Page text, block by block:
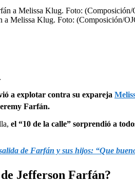
a Melissa Klug. Foto: (Composición/
a explotar contra su expareja
Farfán.
el “10 de la calle” sorprendió a
de Farfán y sus hijos: “Que
Jefferson Farfán?